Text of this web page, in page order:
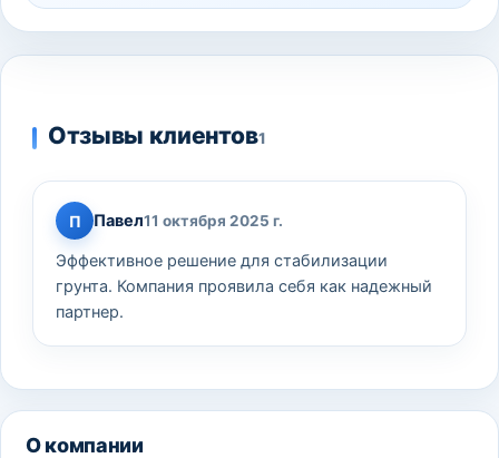
Отзывы клиентов1
П Павел11 октября 2025 г.
Эффективное решение для стабилизации
грунта. Компания проявила себя как надежный
партнер.
О компании